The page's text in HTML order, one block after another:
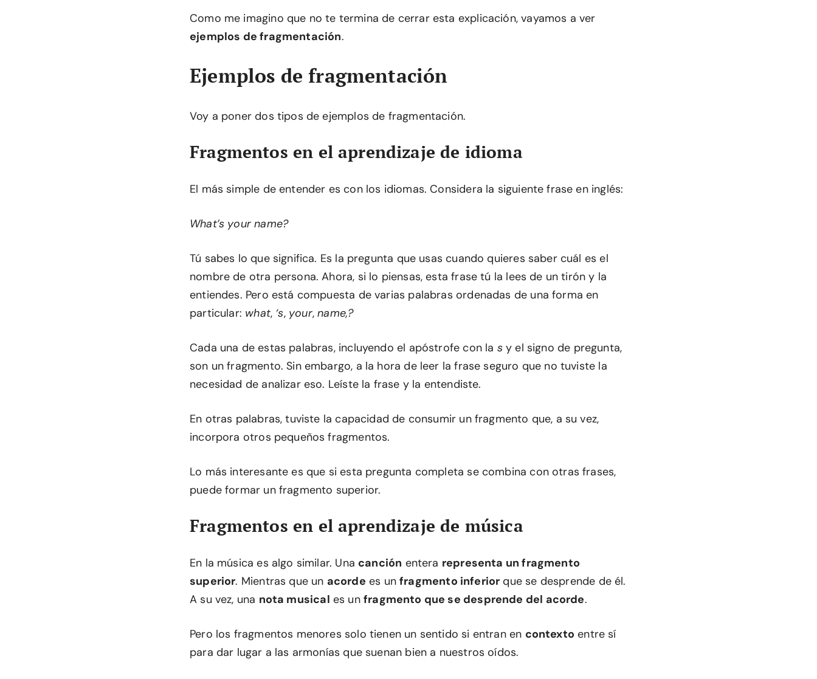
Como me imagino que no te termina de cerrar esta explicación, vayamos a ver
ejemplos de fragmentación.
Ejemplos de fragmentación
Voy a poner dos tipos de ejemplos de fragmentación.
Fragmentos en el aprendizaje de idioma
El más simple de entender es con los idiomas. Considera la siguiente frase en inglés:
What’s your name?
Tú sabes lo que significa. Es la pregunta que usas cuando quieres saber cuál es el
nombre de otra persona. Ahora, si lo piensas, esta frase tú la lees de un tirón y la
entiendes. Pero está compuesta de varias palabras ordenadas de una forma en
particular: what, ‘s, your,name,?
Cada una de estas palabras, incluyendo el apóstrofe con la s y el signo de pregunta,
son un fragmento. Sin embargo, a la hora de leer la frase seguro que no tuviste la
necesidad de analizar eso. Leíste la frase y la entendiste.
En otras palabras, tuviste la capacidad de consumir un fragmento que, a su vez,
incorpora otros pequeños fragmentos.
Lo más interesante es que si esta pregunta completa se combina con otras frases,
puede formar un fragmento superior.
Fragmentos en el aprendizaje de música
En la música es algo similar. Una canción entera representa un fragmento
superior. Mientras que un acorde es unfragmento inferior que se desprende de él.
A su vez, una nota musical es un fragmento que se desprende del acorde.
Pero los fragmentos menores solo tienen un sentido si entran en contexto entre sí
para dar lugar a las armonías que suenan bien a nuestros oídos.